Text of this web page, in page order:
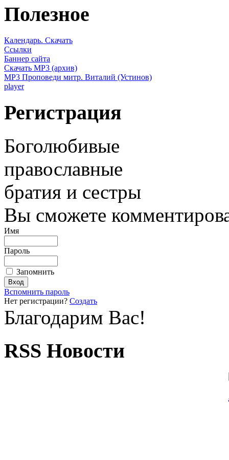
Полезное
Календарь. Скачать
Ссылки
Баннер сайта
Скачать MP3 (архив)
MP3 Проповеди митр. Виталий (Устинов)
player
Регистрация
Боголюбивые
православные
братия и сестры
Вы сможете
Имя
Пароль
Запомнить
Вспомнить пароль
Нет регистрации? Создать
Благодарим Вас!
RSS Новости